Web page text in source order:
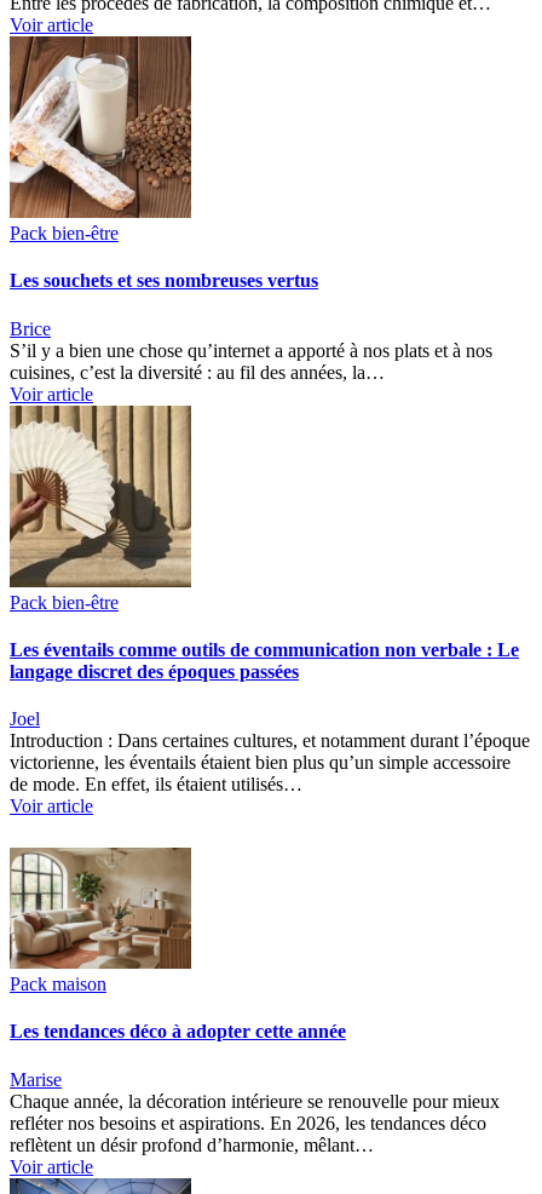
Voir article
Pack bien-être
Les souchets et ses nombreuses vertus
Brice
S’il y a bien une chose qu’internet a apporté à nos plats et à nos
cuisines, c’est la diversité : au fil des années, la…
Voir article
Pack bien-être
Les éventails comme outils de communication non verbale : Le
langage discret des époques passées
Joel
Introduction : Dans certaines cultures, et notamment durant l’époque
victorienne, les éventails étaient bien plus qu’un simple accessoire
de mode. En effet, ils étaient utilisés…
Voir article
Pack maison
Les tendances déco à adopter cette année
Marise
Chaque année, la décoration intérieure se renouvelle pour mieux
refléter nos besoins et aspirations. En 2026, les tendances déco
reflètent un désir profond d’harmonie, mêlant…
Voir article